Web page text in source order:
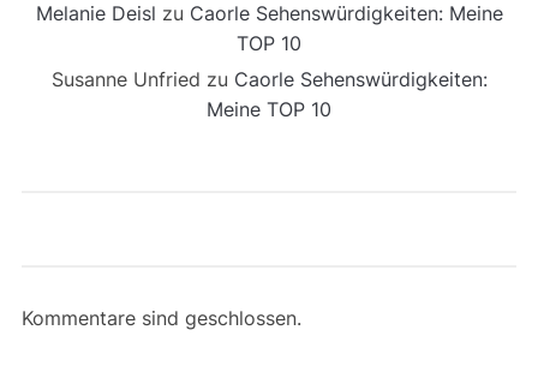
Melanie Deisl zu Caorle Sehenswürdigkeiten: Meine
TOP 10
Susanne Unfried zu Caorle Sehenswürdigkeiten:
Meine TOP 10
Kommentare sind geschlossen.